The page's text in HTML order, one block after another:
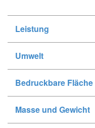
Leistung
Umwelt
Bedruckbare Fläche
Masse und Gewicht